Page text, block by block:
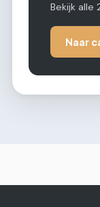
Bekijk alle
Naar